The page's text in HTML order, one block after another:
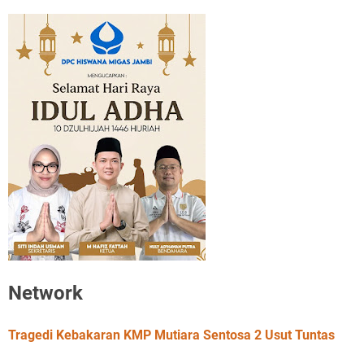
Network
Tragedi Kebakaran KMP Mutiara Sentosa 2 Usut Tuntas